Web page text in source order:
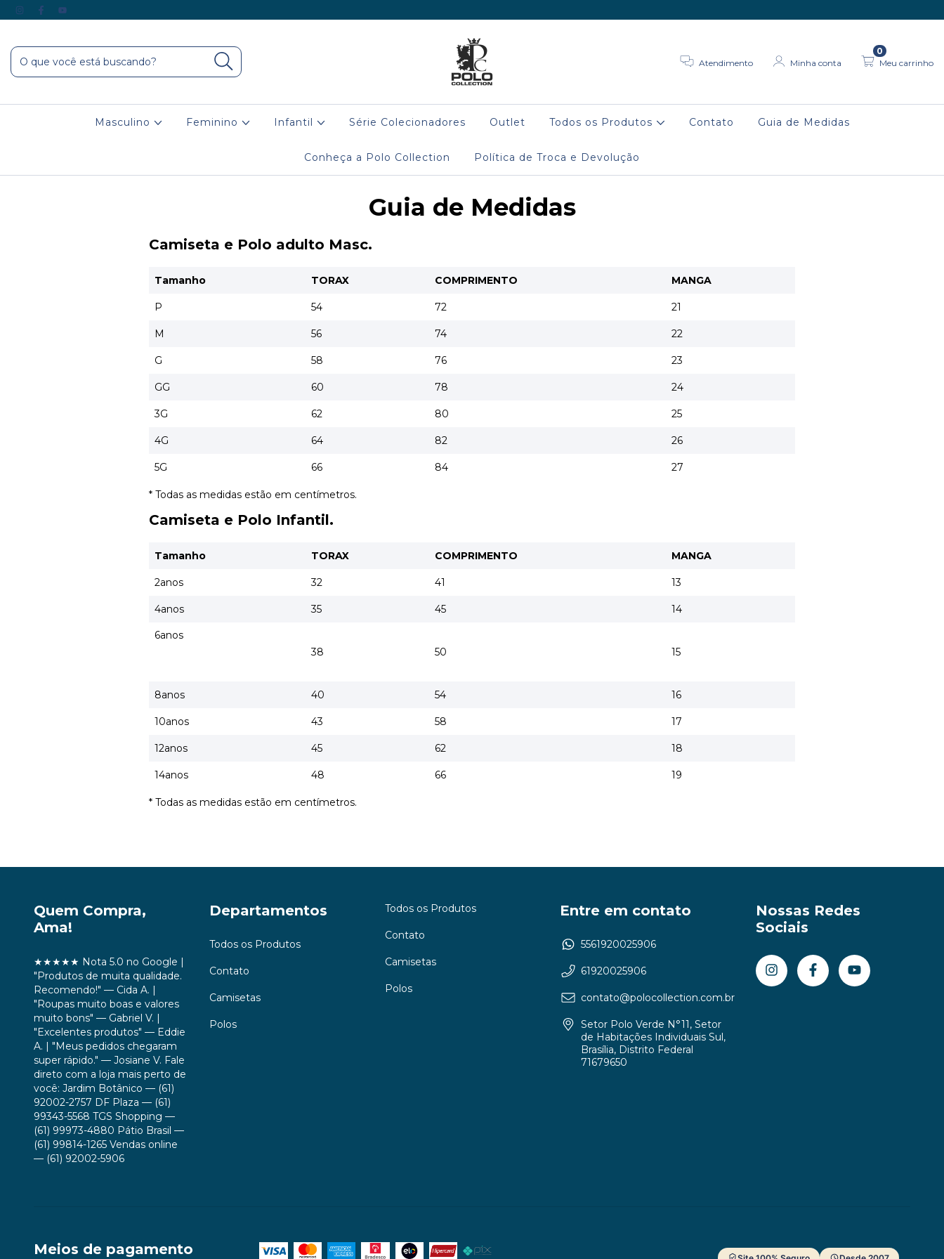
Atendimento Minha conta Meu carrinho
0
Masculino Feminino Infantil Série Colecionadores Outlet Todos os Produtos Contato Guia de Medidas
Conheça a Polo Collection Política de Troca e Devolução
Guia de Medidas
Camiseta e Polo adulto Masc.
Tamanho TORAX COMPRIMENTO MANGA
P 54 72 21
M 56 74 22
G 58 76 23
GG 60 78 24
3G 62 80 25
4G 64 82 26
5G 66 84 27
* Todas as medidas estão em centímetros.
Camiseta e Polo Infantil.
Tamanho TORAX COMPRIMENTO MANGA
2anos 32 41 13
4anos 35 45 14
6anos
38
50 15
8anos 40 54 16
10anos 43 58 17
12anos 45 62 18
14anos 48 66 19
* Todas as medidas estão em centímetros.
Quem Compra,
Ama!
★★★★★ Nota 5.0 no Google |
"Produtos de muita qualidade.
Recomendo!" — Cida A. |
"Roupas muito boas e valores
muito bons" — Gabriel V. |
"Excelentes produtos" — Eddie
A. | "Meus pedidos chegaram
super rápido." — Josiane V. Fale
direto com a loja mais perto de
você: Jardim Botânico — (61)
92002-2757 DF Plaza — (61)
99343-5568 TGS Shopping —
(61) 99973-4880 Pátio Brasil —
(61) 99814-1265 Vendas online
— (61) 92002-5906
Departamentos
Todos os Produtos
Contato
Camisetas
Polos
Todos os Produtos
Contato
Camisetas
Polos
Entre em contato
5561920025906
61920025906
contato@polocollection.com.br
Setor Polo Verde N°11, Setor
de Habitações Individuais Sul,
Brasília, Distrito Federal
71679650
Nossas Redes
Sociais
Meios de pagamento